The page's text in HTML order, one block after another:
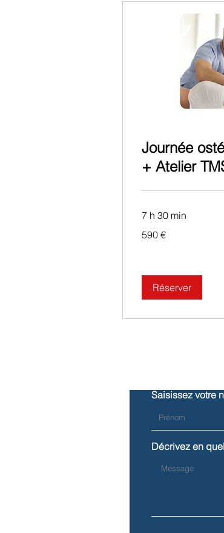
Journée
+ Atelier
7 h 30 min
euros
590 €
Réserver
Saisissez votre
Décrivez en